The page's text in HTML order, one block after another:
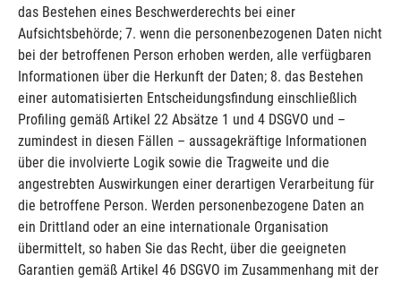
das Bestehen eines Beschwerderechts bei einer
Aufsichtsbehörde; 7. wenn die personenbezogenen Daten nicht
bei der betroffenen Person erhoben werden, alle verfügbaren
Informationen über die Herkunft der Daten; 8. das Bestehen
einer automatisierten Entscheidungsfindung einschließlich
Profiling gemäß Artikel 22 Absätze 1 und 4 DSGVO und –
zumindest in diesen Fällen – aussagekräftige Informationen
über die involvierte Logik sowie die Tragweite und die
angestrebten Auswirkungen einer derartigen Verarbeitung für
die betroffene Person. Werden personenbezogene Daten an
ein Drittland oder an eine internationale Organisation
übermittelt, so haben Sie das Recht, über die geeigneten
Garantien gemäß Artikel 46 DSGVO im Zusammenhang mit der